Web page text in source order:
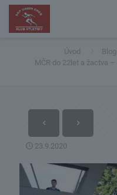
MČR do 22let a
Úvod Blog
MČR do 22let a žactva
23.9.2020